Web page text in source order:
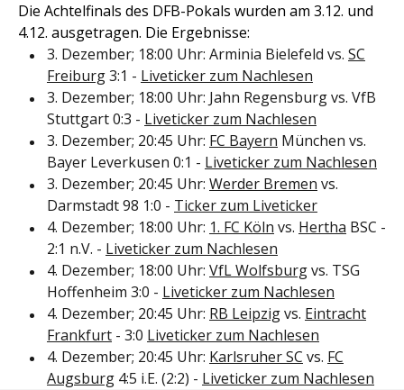
Die Achtelfinals des DFB-Pokals wurden am 3.12. und
4.12. ausgetragen. Die Ergebnisse:
3. Dezember; 18:00 Uhr: Arminia Bielefeld vs. SC
Freiburg3:1 - Liveticker zum Nachlesen
3. Dezember; 18:00 Uhr: Jahn Regensburg vs. VfB
Stuttgart 0:3 - Liveticker zum Nachlesen
3. Dezember; 20:45 Uhr: FC Bayern München vs.
Bayer Leverkusen 0:1 - Liveticker zum Nachlesen
3. Dezember; 20:45 Uhr: Werder Bremen vs.
Darmstadt 98 1:0 - Ticker zum Liveticker
4. Dezember; 18:00 Uhr: 1. FC Köln vs. Hertha BSC -
2:1 n.V. - Liveticker zum Nachlesen
4. Dezember; 18:00 Uhr: VfL Wolfsburgvs. TSG
Hoffenheim 3:0 - Liveticker zum Nachlesen
4. Dezember; 20:45 Uhr: RB Leipzigvs. Eintracht
Frankfurt - 3:0 Liveticker zum Nachlesen
4. Dezember; 20:45 Uhr: Karlsruher SC vs. FC
Augsburg 4:5 i.E. (2:2) - Liveticker zum Nachlesen